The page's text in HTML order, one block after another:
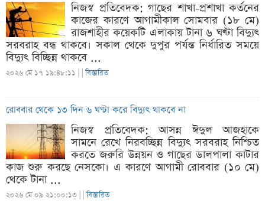
নিজস্ব প্রতিবেদক: গাছের শাখা-প্রশাখা কর্তনের
কাজের কারণে আগামীকাল সোমবার (১৮ মে)
রাজশাহীর কয়েকটি এলাকায় টানা ৬ ঘণ্টা বিদ্যুৎ
সরবরাহ বন্ধ থাকবে। সকাল থেকে দুপুর পর্যন্ত নির্ধারিত সময়ে
বিদ্যুৎ বিচ্ছিন্ন থাকবে ...
২০২৬ মে ১৭ ১৯:৪৮:১১ | |বিস্তারিত
রোববার থেকে ১৩ দিন ৬ ঘণ্টা করে বিদ্যুৎ থাকবে না
নিজস্ব প্রতিবেদক: আসন্ন ঈদুল আজহাকে
সামনে রেখে নিরবচ্ছিন্ন বিদ্যুৎ সরবরাহ নিশ্চিত
করতে জরুরি উন্নয়ন ও গাছের ডালপালা কাটার
কাজ শুরু করছে নেসকো। এ কারণে আগামী রোববার (১০ মে)
থেকে টানা ...
২০২৬ মে ০৯ ২১:০০:১৩ | |বিস্তারিত